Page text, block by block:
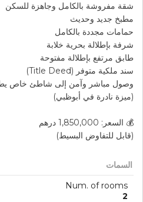
شقة مفروشة بالكامل وجاهزة للسكن
مطبخ جديد وحديث
حمامات مجددة بالكامل
شرفة بإطلالة بحرية خلابة
طابق مرتفع بإطلالة مفتوحة
سند ملكية متوفر (Title Deed)
وصول مباشر وآمن إلى شاطئ خاص يطل
(ميزة نادرة في أبوظبي)
💰 السعر: 1,850,000 درهم
(قابل للتفاوض البسيط)
السمات
Num. of rooms
2